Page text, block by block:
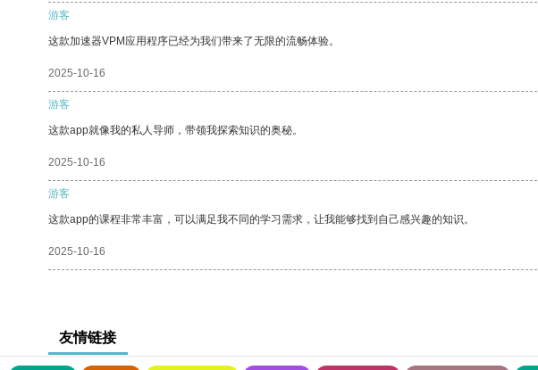
游客
这款加速器VPM应用程序已经为我们带来了无限的流畅体验。
2025-10-16
游客
这款app就像我的私人导师，带领我探索知识的奥秘。
2025-10-16
游客
这款app的课程非常丰富，可以满足我不同的学习需求，让我能够找到自己感兴趣的知识。
2025-10-16
友情链接